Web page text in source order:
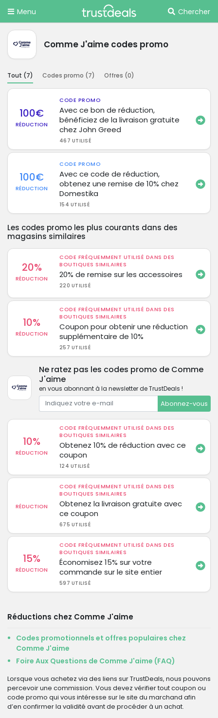
Menu Chercher
Comme J'aime codes promo
Tout (7) Codes promo (7) Offres (0)
100€
RÉDUCTION
CODE PROMO
Avec ce bon de réduction,
bénéficiez de la livraison gratuite
chez John Greed
467 UTILISÉ
100€
RÉDUCTION
CODE PROMO
Avec ce code de réduction,
obtenez une remise de 10% chez
Domestika
154 UTILISÉ
Les codes promo les plus courants dans des
magasins similaires
20%
RÉDUCTION
CODE FRÉQUEMMENT UTILISÉ DANS DES
BOUTIQUES SIMILAIRES
20% de remise sur les accessoires
220 UTILISÉ
10%
RÉDUCTION
CODE FRÉQUEMMENT UTILISÉ DANS DES
BOUTIQUES SIMILAIRES
Coupon pour obtenir une réduction
supplémentaire de 10%
257 UTILISÉ
Ne ratez pas les codes promo de Comme
J'aime
en vous abonnant à la newsletter de TrustDeals !
Abonnez-vous
10%
RÉDUCTION
CODE FRÉQUEMMENT UTILISÉ DANS DES
BOUTIQUES SIMILAIRES
Obtenez 10% de réduction avec ce
coupon
124 UTILISÉ
RÉDUCTION
CODE FRÉQUEMMENT UTILISÉ DANS DES
BOUTIQUES SIMILAIRES
Obtenez la livraison gratuite avec
ce coupon
675 UTILISÉ
15%
RÉDUCTION
CODE FRÉQUEMMENT UTILISÉ DANS DES
BOUTIQUES SIMILAIRES
Économisez 15% sur votre
commande sur le site entier
597 UTILISÉ
Réductions chez Comme J'aime
Codes promotionnels et offres populaires chez
Comme J'aime
Foire Aux Questions de Comme J'aime (FAQ)
Lorsque vous achetez via des liens sur TrustDeals, nous pouvons
percevoir une commission. Vous devez vérifier tout coupon ou
code promo qui vous intéresse sur le site du marchand afin
d’en confirmer la validité avant de procéder à un achat.